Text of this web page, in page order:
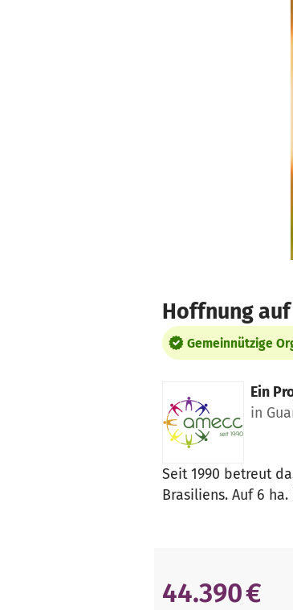
Hoffnung
Gemeinnützige
Ein
in
Seit 1990 betreut
Brasiliens. Auf 6
44.390 €